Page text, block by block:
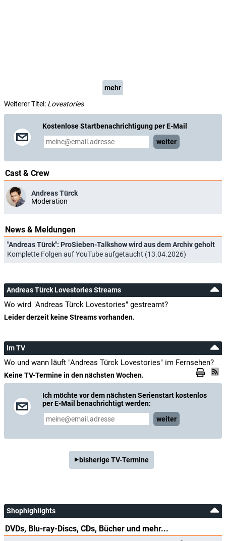
mehr
Weiterer Titel: Lovestories
Kostenlose Startbenachrichtigung per E-Mail
weiter
Cast & Crew
Andreas Türck
Moderation
News & Meldungen
"Andreas Türck": ProSieben-Talkshow wird aus dem Archiv geholt
Komplette Folgen auf YouTube aufgetaucht (13.04.2026)
Andreas Türck Lovestories Streams
Wo wird "Andreas Türck Lovestories" gestreamt?
Leider derzeit keine Streams vorhanden.
Im TV
Wo und wann läuft "Andreas Türck Lovestories" im Fernsehen?
Keine TV-Termine in den nächsten Wochen.
Ich möchte vor dem nächsten Serienstart kostenlos
per E-Mail benachrichtigt werden:
weiter
bisherige TV-Termine
Shophighlights
DVDs, Blu-ray-Discs, CDs, Bücher und mehr...